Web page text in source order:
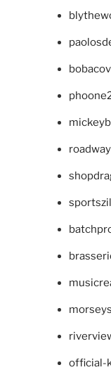
official-